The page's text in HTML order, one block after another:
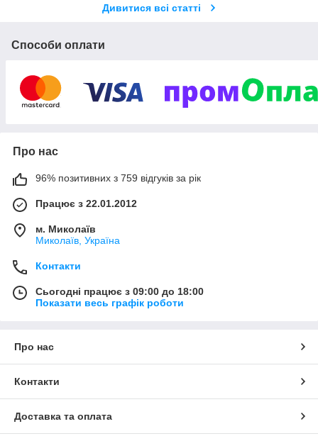
Дивитися всі статті
Способи оплати
Про нас
96% позитивних з 759 відгуків за рік
Працює з 22.01.2012
м. Миколаїв
Миколаїв, Україна
Контакти
Сьогодні працює з 09:00 до 18:00
Показати весь графік роботи
Про нас
Контакти
Доставка та оплата